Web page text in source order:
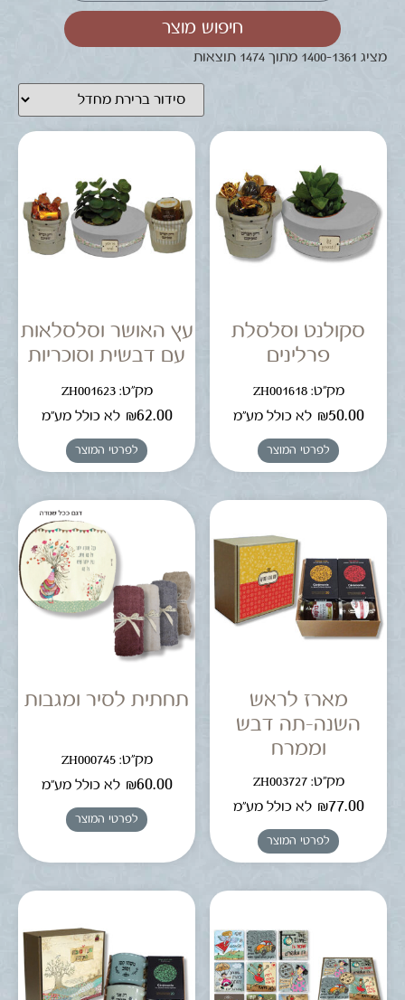
חיפוש מוצר
מציג 1361–1400 מתוך 1474 תוצאות
סקולנט וסלסלת
פרלינים
מק"ט: ZH001618
₪50.00 לא כולל מע"מ
לפרטי המוצר
עץ האושר וסלסלאות
עם דבשית וסוכריות
מק"ט: ZH001623
₪62.00 לא כולל מע"מ
לפרטי המוצר
מארז לראש
השנה-תה דבש
וממרח
מק"ט: ZH003727
₪77.00 לא כולל מע"מ
לפרטי המוצר
תחתית לסיר ומגבות
מק"ט: ZH000745
₪60.00 לא כולל מע"מ
לפרטי המוצר